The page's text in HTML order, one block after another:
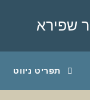
שפירא
תפריט ניווט